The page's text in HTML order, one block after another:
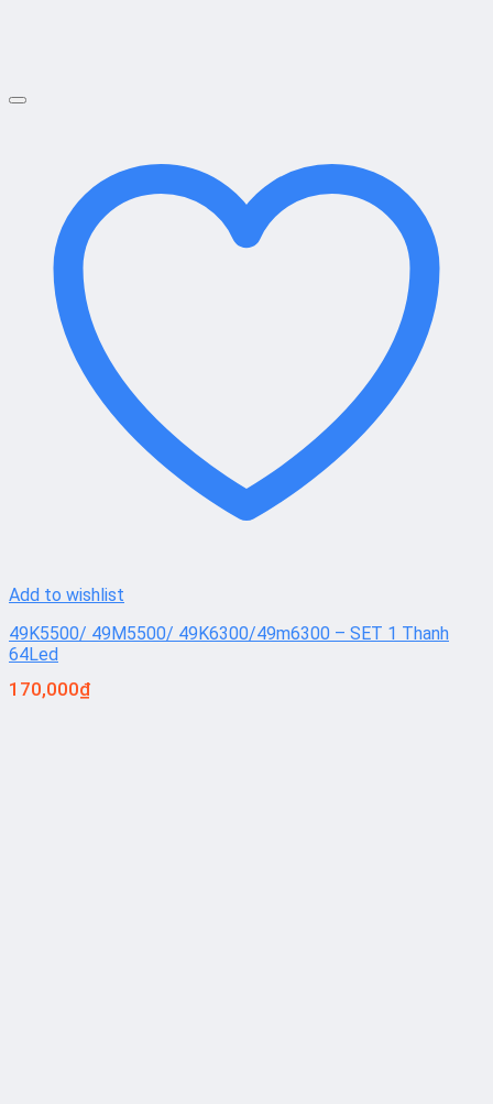
Add to wishlist
49K5500/ 49M5500/ 49K6300/49m6300 – SET 1 Thanh
64Led
170,000₫